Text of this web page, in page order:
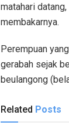
matahari
membakarnya.
Perempuan
gerabah sejak
beulangong
Related Posts